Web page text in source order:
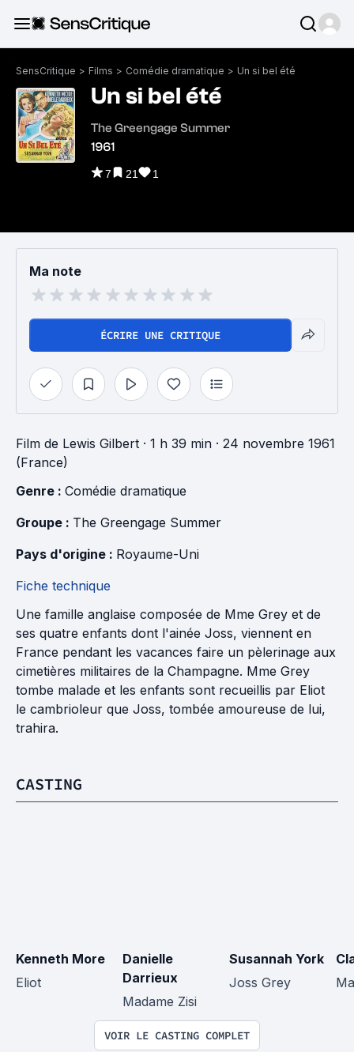
SensCritique > Films > Comédie dramatique > Un si bel été
Un si bel été
The Greengage Summer
1961
7 21 1
Ma note
ÉCRIRE UNE CRITIQUE
Film de Lewis Gilbert · 1 h 39 min · 24 novembre 1961
(France)
Genre : Comédie dramatique
Groupe : The Greengage Summer
Pays d'origine : Royaume-Uni
Fiche technique
Une famille anglaise composée de Mme Grey et de
ses quatre enfants dont l'ainée Joss, viennent en
France pendant les vacances faire un pèlerinage aux
cimetières militaires de la Champagne. Mme Grey
tombe malade et les enfants sont recueillis par Eliot
le cambrioleur que Joss, tombée amoureuse de lui,
trahira.
CASTING
Kenneth More
Eliot
Danielle
Darrieux
Madame Zisi
Susannah York
Joss Grey
VOIR LE CASTING COMPLET